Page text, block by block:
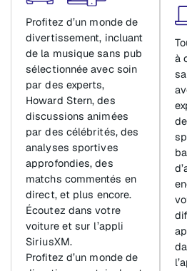
Profitez d’un monde de
divertissement, incluant
de la musique sans pub
sélectionnée avec soin
par des experts,
Howard Stern, des
discussions animées
par des célébrités, des
analyses sportives
approfondies, des
matchs commentés en
direct, et plus encore.
Écoutez dans votre
voiture et sur l’appli
SiriusXM.
Profitez d’un monde de
à